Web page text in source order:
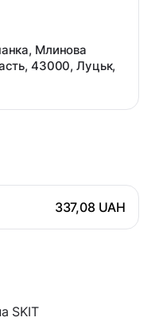
337,08 UAH
SKIT
Млинова
43000, Луцьк,